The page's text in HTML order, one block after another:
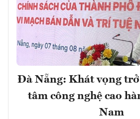
Đà Nẵng: Khát vọng
tâm công nghệ cao
Nam